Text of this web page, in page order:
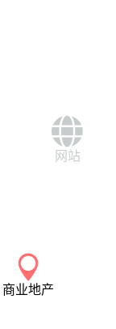
网站
商业地产